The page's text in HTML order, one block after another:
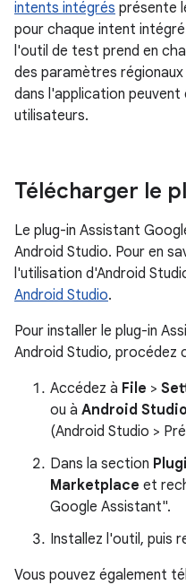
intents intégrés présente
pour chaque intent
l'outil de test prend en
des paramètres
dans l'application
utilisateurs.
Télécharger le
Le plug-in Assistant
Android Studio. Pour en
l'utilisation d'Android
Android Studio.
Pour installer le plug-in
Android Studio, procédez
Accédez à File >
ou à Android Studio
(Android Studio >
Dans la section
Marketplace et
Google Assistant".
Installez l'outil, puis
Vous pouvez également